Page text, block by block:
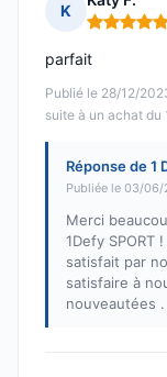
K
Note : 5
Publié le 28/12/
suite à un achat du
parfait
Réponse de 1
Publiée le 03/
Merci
1Defy SPORT
satisfait par
satisfaire à
nouveautées .